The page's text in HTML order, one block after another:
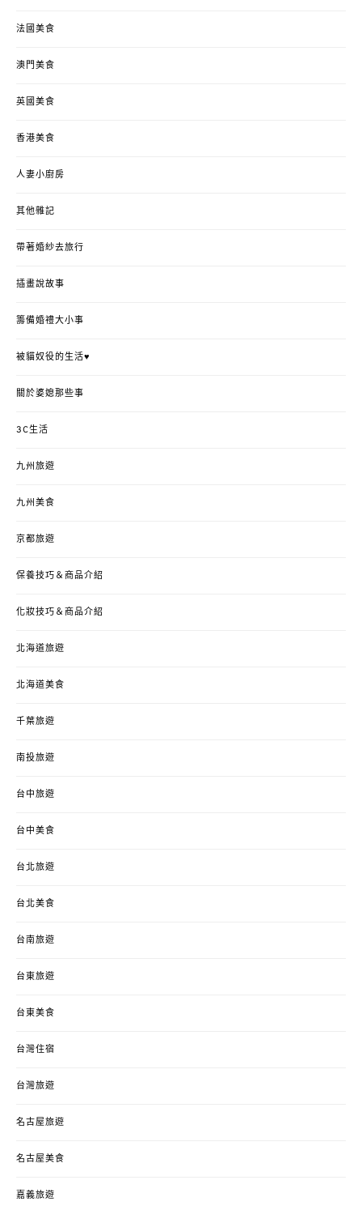
法國美食
澳門美食
英國美食
香港美食
人妻小廚房
其他雜記
帶著婚紗去旅行
插畫說故事
籌備婚禮大小事
被貓奴役的生活♥
關於婆媳那些事
3C生活
九州旅遊
九州美食
京都旅遊
保養技巧＆商品介紹
化妝技巧＆商品介紹
北海道旅遊
北海道美食
千葉旅遊
南投旅遊
台中旅遊
台中美食
台北旅遊
台北美食
台南旅遊
台東旅遊
台東美食
台灣住宿
台灣旅遊
名古屋旅遊
名古屋美食
嘉義旅遊